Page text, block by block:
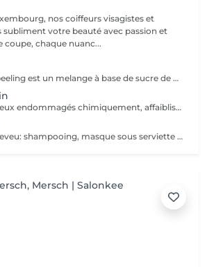
nos coiffeurs visagistes et
subliment votre beauté avec passion et
coupe, chaque nuanc...
Le shampooing peeling est un melange à base de sucre de canne et d'un Shampooing Tea Tree purifant.
Destiné aux cheveux endommagés chimiquement, affaiblis, cassants et en manque de vitamines. Apporte des vitamines et des acides aminés pour un cheveu beaucoup plus fort. Peut être fait le jour d'un service de coloration, balayage, décoloration ou mèches avant et/ou après. La tenue est de 1-3 mois, cela dépend de la porositée des cheveux.
Traitement du cheveu: shampooing, masque sous serviette chaude et conditionneur